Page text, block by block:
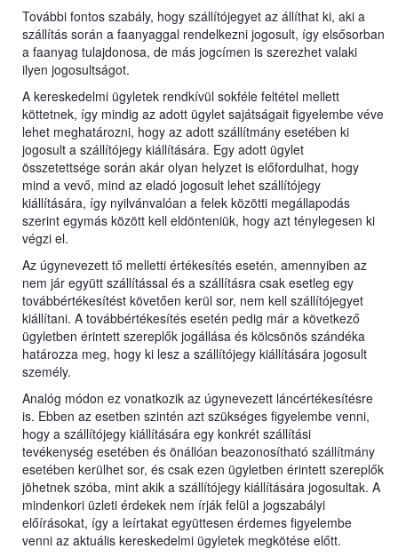
További fontos szabály, hogy szállítójegyet az állíthat ki, aki a
szállítás során a faanyaggal rendelkezni jogosult, így elsősorban
a faanyag tulajdonosa, de más jogcímen is szerezhet valaki
ilyen jogosultságot.
A kereskedelmi ügyletek rendkívül sokféle feltétel mellett
köttetnek, így mindig az adott ügylet sajátságait figyelembe véve
lehet meghatározni, hogy az adott szállítmány esetében ki
jogosult a szállítójegy kiállítására. Egy adott ügylet
összetettsége során akár olyan helyzet is előfordulhat, hogy
mind a vevő, mind az eladó jogosult lehet szállítójegy
kiállítására, így nyilvánvalóan a felek közötti megállapodás
szerint egymás között kell eldönteniük, hogy azt ténylegesen ki
végzi el.
Az úgynevezett tő melletti értékesítés esetén, amennyiben az
nem jár együtt szállítással és a szállításra csak esetleg egy
továbbértékesítést követően kerül sor, nem kell szállítójegyet
kiállítani. A továbbértékesítés esetén pedig már a következő
ügyletben érintett szereplők jogállása és kölcsönös szándéka
határozza meg, hogy ki lesz a szállítójegy kiállítására jogosult
személy.
Analóg módon ez vonatkozik az úgynevezett láncértékesítésre
is. Ebben az esetben szintén azt szükséges figyelembe venni,
hogy a szállítójegy kiállítására egy konkrét szállítási
tevékenység esetében és önállóan beazonosítható szállítmány
esetében kerülhet sor, és csak ezen ügyletben érintett szereplők
jöhetnek szóba, mint akik a szállítójegy kiállítására jogosultak. A
mindenkori üzleti érdekek nem írják felül a jogszabályi
előírásokat, így a leírtakat együttesen érdemes figyelembe
venni az aktuális kereskedelmi ügyletek megkötése előtt.